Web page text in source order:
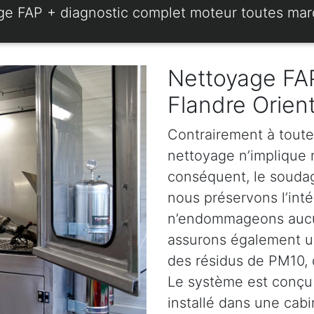
FAP + diagnostic complet moteur toutes
Nettoyage
Flandre
Contrairement à
nettoyage
conséquent, le
nous préservons
n’endommageons
assurons également
des résidus de
Le système est
installé dans une